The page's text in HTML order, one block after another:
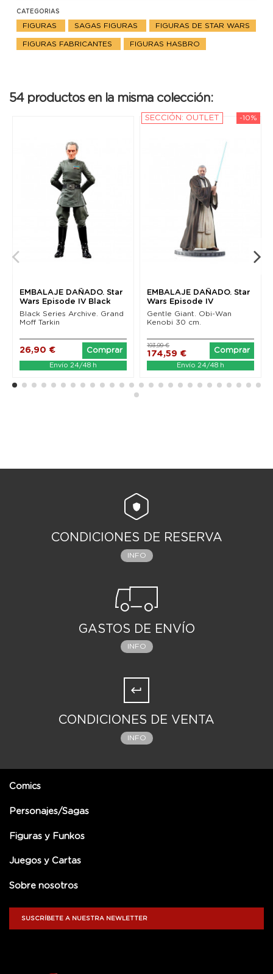
CATEGORIAS
FIGURAS SAGAS FIGURAS FIGURAS DE STAR WARS
FIGURAS FABRICANTES FIGURAS HASBRO
54 productos en la misma colección:
EMBALAJE DAÑADO. Star
Wars Episode IV Black
Series Archive...
Black Series Archive. Grand
Moff Tarkin
26,90 € Comprar
Envío 24/48 h
-10%
SECCIÓN: OUTLET
EMBALAJE DAÑADO. Star
Wars Episode IV
Milestones Statue 1/6...
Gentle Giant. Obi-Wan
Kenobi 30 cm.
174,59 €
193,99 €
Comprar
Envío 24/48 h
CONDICIONES DE RESERVA
INFO
GASTOS DE ENVÍO
INFO
CONDICIONES DE VENTA
INFO
Comics
Personajes/Sagas
Figuras y Funkos
Juegos y Cartas
Sobre nosotros
SUSCRÍBETE A NUESTRA NEWLETTER